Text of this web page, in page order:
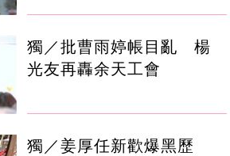
獨／批曹雨婷帳目亂 楊
光友再轟余天工會
獨／姜厚任新歡爆黑歷